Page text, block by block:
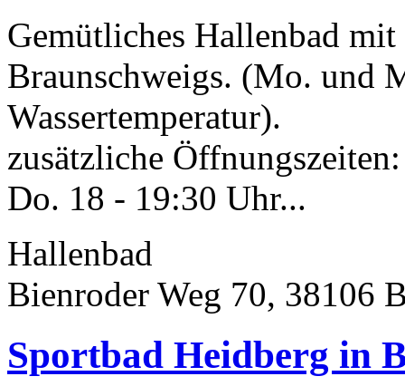
Gemütliches Hallenbad
Braunschweigs. (Mo. und
Wassertemperatur).
zusätzliche
Do. 18 - 19:30 Uhr...
Hallenbad
Bienroder Weg 70, 38106
Sportbad Heidberg in